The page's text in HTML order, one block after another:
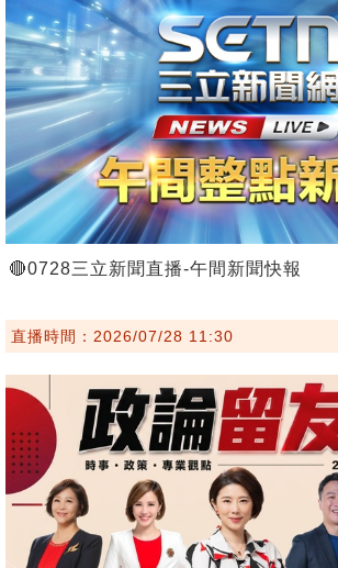
🔴0728三立新聞直播-午間新聞快報
直播時間：2026/07/28 11:30